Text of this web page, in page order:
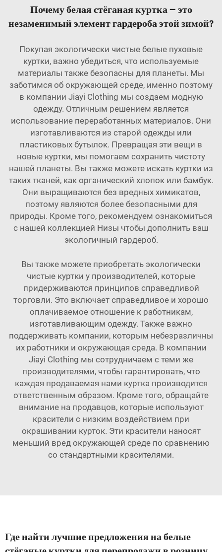
Почему белая стёганая куртка — это
незаменимый элемент гардероба этой зимой?
Покупая экологически чистые белые пуховые
куртки, важно убедиться, что используемые
материалы также безопасны для планеты. Мы
заботимся об окружающей среде, именно поэтому
в компании Jiayi Clothing мы создаем модную
одежду. Отличным решением является
использование переработанных материалов. Они
изготавливаются из старой одежды или
пластиковых бутылок. Превращая эти вещи в
новые куртки, мы помогаем сохранить чистоту
нашей планеты. Вы также можете искать куртки из
таких тканей, как органический хлопок или бамбук.
Они выращиваются без вредных химикатов,
поэтому являются более безопасными для
природы. Кроме того, рекомендуем ознакомиться
с нашей коллекцией Низы чтобы дополнить ваш
экологичный гардероб.
Вы также можете приобретать экологически
чистые куртки у производителей, которые
придерживаются принципов справедливой
торговли. Это включает справедливое и хорошо
оплачиваемое отношение к работникам,
изготавливающим одежду. Также важно
поддерживать компании, которым небезразличны
их работники и окружающая среда. В компании
Jiayi Clothing мы сотрудничаем с теми же
производителями, чтобы гарантировать, что
каждая продаваемая нами куртка производится
ответственным образом. Кроме того, обращайте
внимание на продавцов, которые используют
красители с низким воздействием при
окрашивании курток. Эти красители наносят
меньший вред окружающей среде по сравнению
со стандартными красителями.
Где найти лучшие предложения на белые